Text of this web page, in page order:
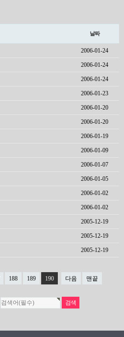
날짜
2006-01-24
2006-01-24
2006-01-24
2006-01-23
2006-01-20
2006-01-20
2006-01-19
2006-01-09
2006-01-07
2006-01-05
2006-01-02
2006-01-02
2005-12-19
2005-12-19
2005-12-19
188 189 190 다음 맨끝